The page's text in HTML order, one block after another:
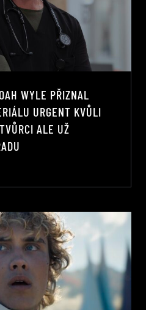
WYLE PŘIZNAL
URGENT KVŮLI
ALE UŽ